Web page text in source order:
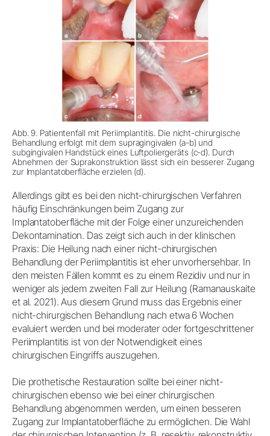
Abb. 9. Patientenfall mit Periimplantitis. Die nicht-chirurgische
Behandlung erfolgt mit dem supragingivalen (a-b) und
subgingivalen Handstück eines Luftpoliergeräts (c-d). Durch
Abnehmen der Suprakonstruktion lässt sich ein besserer Zugang
zur Implantatoberfläche erzielen (d).
Allerdings gibt es bei den nicht-chirurgischen Verfahren
häufig Einschränkungen beim Zugang zur
Implantatoberfläche mit der Folge einer unzureichenden
Dekontamination. Das zeigt sich auch in der klinischen
Praxis: Die Heilung nach einer nicht-chirurgischen
Behandlung der Periimplantitis ist eher unvorhersehbar. In
den meisten Fällen kommt es zu einem Rezidiv und nur in
weniger als jedem zweiten Fall zur Heilung (Ramanauskaite
et al. 2021). Aus diesem Grund muss das Ergebnis einer
nicht-chirurgischen Behandlung nach etwa 6 Wochen
evaluiert werden und bei moderater oder fortgeschrittener
Periimplantitis ist von der Notwendigkeit eines
chirurgischen Eingriffs auszugehen.
Die prothetische Restauration sollte bei einer nicht-
chirurgischen ebenso wie bei einer chirurgischen
Behandlung abgenommen werden, um einen besseren
Zugang zur Implantatoberfläche zu ermöglichen. Die Wahl